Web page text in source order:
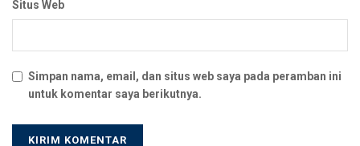
Situs Web
Simpan nama, email, dan situs web saya pada peramban ini
untuk komentar saya berikutnya.